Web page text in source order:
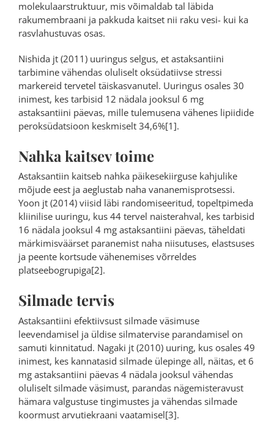
molekulaarstruktuur, mis võimaldab tal läbida
rakumembraani ja pakkuda kaitset nii raku vesi- kui ka
rasvlahustuvas osas.
Nishida jt (2011) uuringus selgus, et astaksantiini
tarbimine vähendas oluliselt oksüdatiivse stressi
markereid tervetel täiskasvanutel. Uuringus osales 30
inimest, kes tarbisid 12 nädala jooksul 6 mg
astaksantiini päevas, mille tulemusena vähenes lipiidide
peroksüdatsioon keskmiselt 34,6%[1].
Nahka kaitsev toime
Astaksantiin kaitseb nahka päikesekiirguse kahjulike
mõjude eest ja aeglustab naha vananemisprotsessi.
Yoon jt (2014) viisid läbi randomiseeritud, topeltpimeda
kliinilise uuringu, kus 44 tervel naisterahval, kes tarbisid
16 nädala jooksul 4 mg astaksantiini päevas, täheldati
märkimisväärset paranemist naha niisutuses, elastsuses
ja peente kortsude vähenemises võrreldes
platseebogrupiga[2].
Silmade tervis
Astaksantiini efektiivsust silmade väsimuse
leevendamisel ja üldise silmatervise parandamisel on
samuti kinnitatud. Nagaki jt (2010) uuring, kus osales 49
inimest, kes kannatasid silmade ülepinge all, näitas, et 6
mg astaksantiini päevas 4 nädala jooksul vähendas
oluliselt silmade väsimust, parandas nägemisteravust
hämara valgustuse tingimustes ja vähendas silmade
koormust arvutiekraani vaatamisel[3].